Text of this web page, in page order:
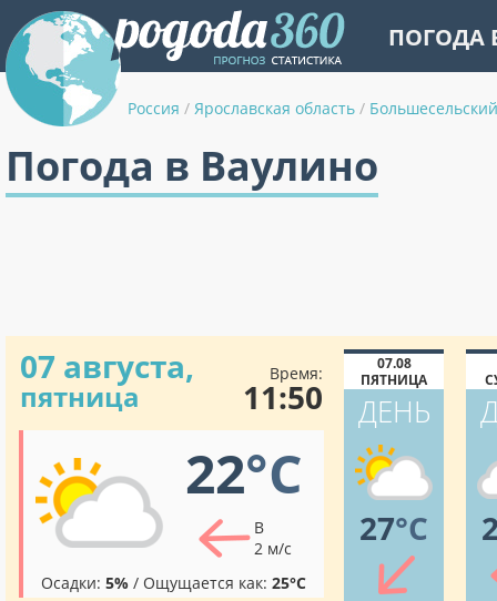
ПОГОДА
Россия / Ярославская область /
Погода в Ваулино
07 августа,
пятница
Время:
11:50
22°C
В
2 м/с
Осадки: 5% / Ощущается как: 25°C
07.08
ПЯТНИЦА
ДЕНЬ
27°C